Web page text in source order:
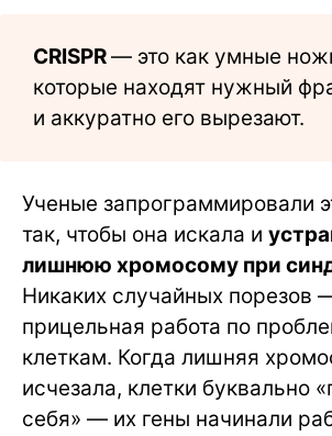
CRISPR— это как умные
которые находят нужный
и аккуратно его вырезают.
Ученые запрограммировали
так, чтобы она искала и
лишнюю хромосому при
Никаких случайных порезов
прицельная работа по
клеткам. Когда лишняя
исчезала, клетки буквально
себя» — их гены начинали